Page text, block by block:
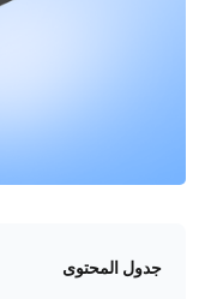
جدول المحتوى